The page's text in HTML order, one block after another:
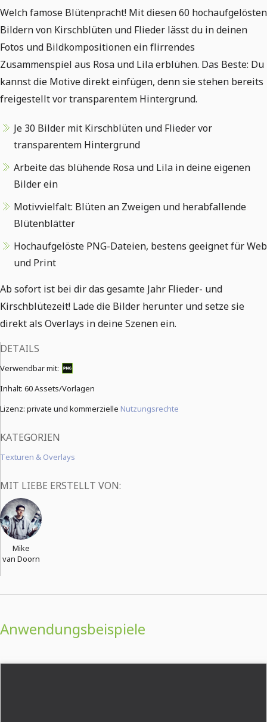
Welch famose Blütenpracht! Mit diesen 60 hochaufgelösten
Bildern von Kirschblüten und Flieder lässt du in deinen
Fotos und Bildkompositionen ein flirrendes
Zusammenspiel aus Rosa und Lila erblühen. Das Beste: Du
kannst die Motive direkt einfügen, denn sie stehen bereits
freigestellt vor transparentem Hintergrund.
Je 30 Bilder mit Kirschblüten und Flieder vor
transparentem Hintergrund
Arbeite das blühende Rosa und Lila in deine eigenen
Bilder ein
Motivvielfalt: Blüten an Zweigen und herabfallende
Blütenblätter
Hochaufgelöste PNG-Dateien, bestens geeignet für Web
und Print
Ab sofort ist bei dir das gesamte Jahr Flieder- und
Kirschblütezeit! Lade die Bilder herunter und setze sie
direkt als Overlays in deine Szenen ein.
DETAILS
Verwendbar mit:
Inhalt: 60 Assets/Vorlagen
Lizenz: private und kommerzielle Nutzungsrechte
KATEGORIEN
Texturen & Overlays
MIT LIEBE ERSTELLT VON:
Mike
van Doorn
Anwendungsbeispiele